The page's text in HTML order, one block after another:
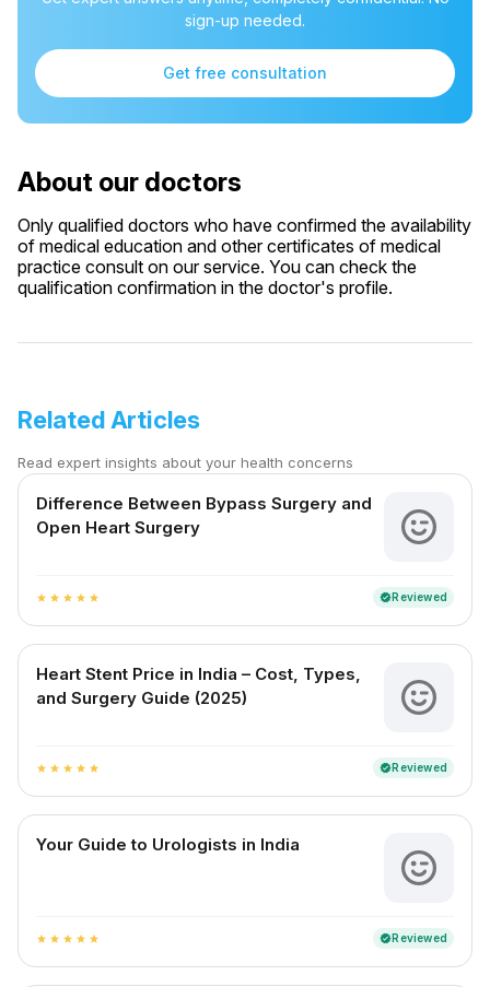
sign-up needed.
Get free consultation
About our doctors
Only qualified doctors who have confirmed the availability
of medical education and other certificates of medical
practice consult on our service. You can check the
qualification confirmation in the doctor's profile.
Related Articles
Read expert insights about your health concerns
Difference Between Bypass Surgery and
Open Heart Surgery
star star star star star verifiedReviewed
Heart Stent Price in India – Cost, Types,
and Surgery Guide (2025)
star star star star star verifiedReviewed
Your Guide to Urologists in India
star star star star star verifiedReviewed